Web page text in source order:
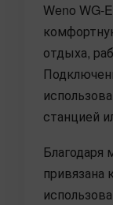
Weno WG-
отдыха,
станцией
Благодаря
привязана